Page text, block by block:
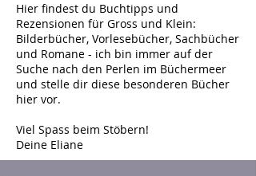
Hier findest du Buchtipps und
Rezensionen für Gross und Klein:
Bilderbücher, Vorlesebücher, Sachbücher
und Romane - ich bin immer auf der
Suche nach den Perlen im Büchermeer
und stelle dir diese besonderen Bücher
hier vor.
Viel Spass beim Stöbern!
Deine Eliane